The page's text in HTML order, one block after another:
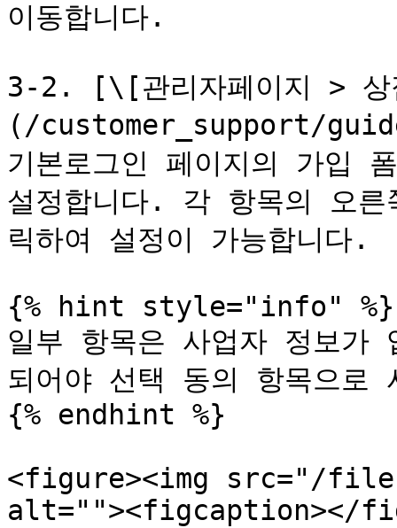
이동합니다.
3-2. [\[관리자페이지 > 상
(/customer_support/
기본로그인 페이지의 가입
설정합니다. 각 항목의 오
릭하여 설정이 가능합니다.
{% hint style="info" %}
일부 항목은 사업자 정보가
되어야 선택 동의 항목으로
{% endhint %}
<figure><img src="/files/
alt=""><figcaption></